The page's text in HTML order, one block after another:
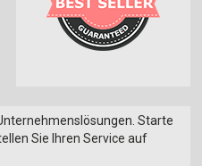
Starte
Sie Ihren Service auf